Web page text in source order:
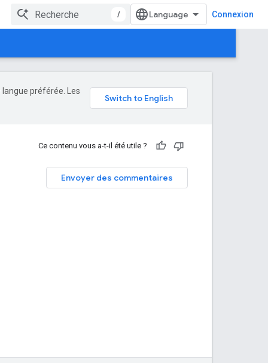
/ Connexion
préférée. Les
Ce contenu vous a-t-il été utile ?
Envoyer des commentaires